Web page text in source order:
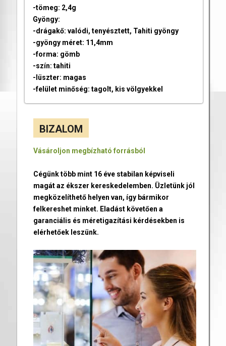
-tömeg: 2,4g
Gyöngy:
-drágakő: valódi, tenyésztett, Tahiti gyöngy
-gyöngy méret: 11,4mm
-forma: gömb
-szín: tahiti
-lüszter: magas
-felület minőség: tagolt, kis völgyekkel
BIZALOM
Vásároljon megbízható forrásból
Cégünk több mint 16 éve stabilan képviseli
magát az ékszer kereskedelemben. Üzletünk jól
megközelíthető helyen van, így bármikor
felkereshet minket. Eladást követően a
garanciális és méretigazítási kérdésekben is
elérhetőek leszünk.